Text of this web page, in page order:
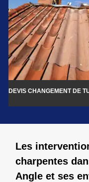
DEVIS CHANGEMENT DE
Les
charpentes
Angle et ses